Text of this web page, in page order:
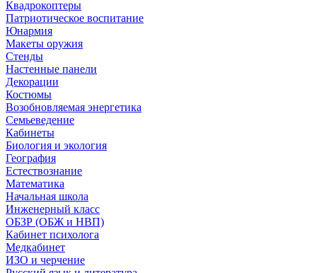
Квадрокоптеры
Патриотическое воспитание
Юнармия
Макеты оружия
Стенды
Настенные панели
Декорации
Костюмы
Возобновляемая энергетика
Семьеведение
Кабинеты
Биология и экология
География
Естествознание
Математика
Начальная школа
Инженерный класс
ОБЗР (ОБЖ и НВП)
Кабинет психолога
Медкабинет
ИЗО и черчение